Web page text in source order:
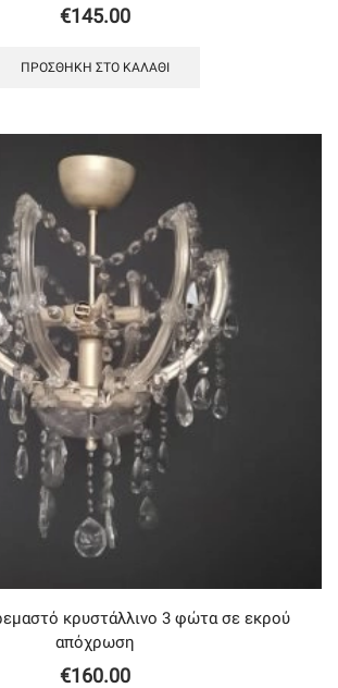
€145.00
ΠΡΟΣΘΉΚΗ ΣΤΟ ΚΑΛΆΘΙ
κρυστάλλινο 3 φώτα σε εκρού
απόχρωση
€160.00